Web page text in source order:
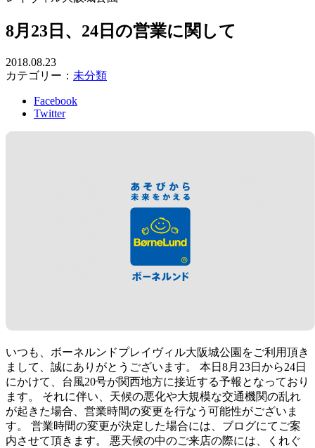
8月23日、24日の営業に関して
2018.08.23
カテゴリー： 未分類
Facebook
Twitter
いつも、ボーネルンドプレイヴィル大阪城公園をご利用頂き
まして、誠にありがとうございます。 本日8月23日から24日
にかけて、台風20号が関西地方に接近する予報となっており
ます。 それに伴い、天候の悪化や大規模な交通機関の乱れ
が起きた場合、営業時間の変更を行なう可能性がございま
す。 営業時間の変更が決定した場合には、ブログにてご案
内させて頂きます。 悪天候の中のご来店の際には、くれぐ